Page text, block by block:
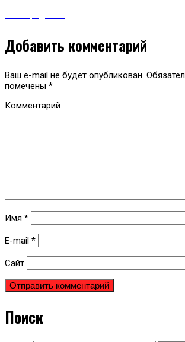
Добавить комментарий
Ваш e-mail не будет опубликован.
помечены *
Комментарий
Имя *
E-mail *
Сайт
Поиск